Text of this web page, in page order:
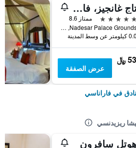
تاج غانجيز، فاراناسي
5 نجوم
ممتاز 8.6
Nadesar Palace Grounds, فاراناسي, الهند
0.0 كيلومتر عن وسط المدينة
﷼
عرض الصفقة
في فاراناسي
ريزيدنسي
سافرون